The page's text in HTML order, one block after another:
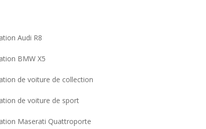
Audi R8
BMW X5
de voiture de collection
de voiture de sport
Maserati Quattroporte